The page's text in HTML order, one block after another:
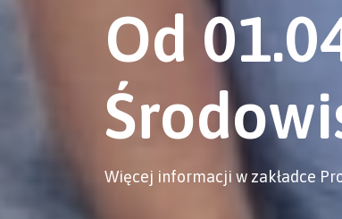
Od
Więcej informacji w zakładce